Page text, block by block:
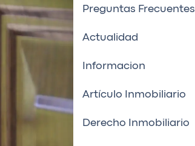
Preguntas Frecuentes
Actualidad
Informacion
Artículo Inmobiliario
Derecho Inmobiliario